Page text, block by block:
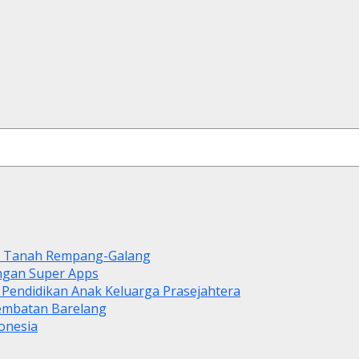
Rempang-Galang
Super Apps
Anak Keluarga Prasejahtera
Barelang